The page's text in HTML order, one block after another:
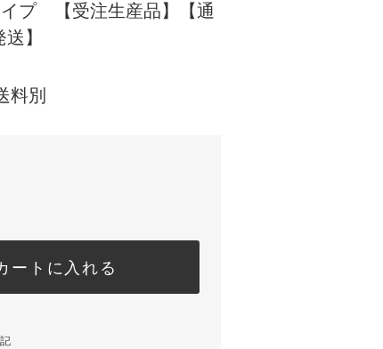
イプ 【受注生産品】【通
】
料別
ートに入れる